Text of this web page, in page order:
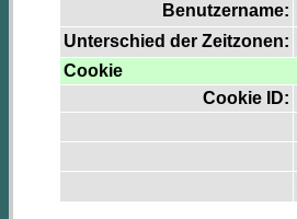
Benutzername:
Unterschied der Zeitzonen:
Cookie
Cookie ID: